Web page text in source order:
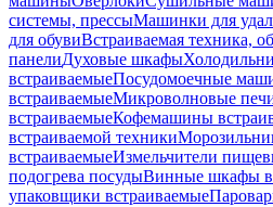
системы, прессыМашинки для
для обувиВстраиваемая техника,
панелиДуховые шкафы
встраиваемыеПосудомоечные
встраиваемыеМикроволновые
встраиваемыеКофемашины
встраиваемой техники
встраиваемыеИзмельчители
подогрева посудыВинные шкафы
упаковщики встраиваемые